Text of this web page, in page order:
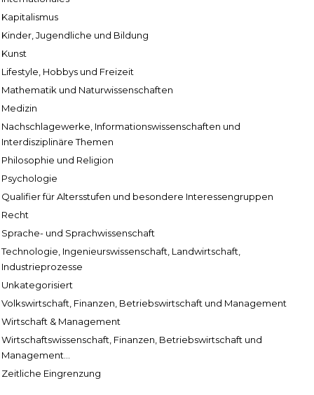
Kapitalismus
Kinder, Jugendliche und Bildung
Kunst
Lifestyle, Hobbys und Freizeit
Mathematik und Naturwissenschaften
Medizin
Nachschlagewerke, Informationswissenschaften und
Interdisziplinäre Themen
Philosophie und Religion
Psychologie
Qualifier für Altersstufen und besondere Interessengruppen
Recht
Sprache- und Sprachwissenschaft
Technologie, Ingenieurswissenschaft, Landwirtschaft,
Industrieprozesse
Unkategorisiert
Volkswirtschaft, Finanzen, Betriebswirtschaft und Management
Wirtschaft & Management
Wirtschaftswissenschaft, Finanzen, Betriebswirtschaft und
Management...
Zeitliche Eingrenzung